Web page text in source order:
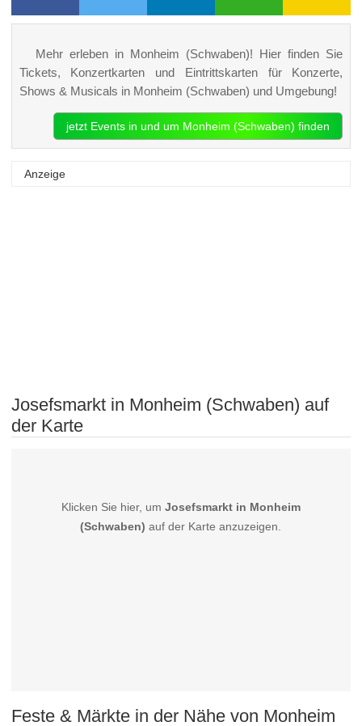
Mehr erleben in Monheim (Schwaben)! Hier finden Sie
Tickets, Konzertkarten und Eintrittskarten für Konzerte,
Shows & Musicals in Monheim (Schwaben) und Umgebung!
jetzt Events in und um Monheim (Schwaben) finden
Anzeige
Josefsmarkt in Monheim (Schwaben) auf
der Karte
Klicken Sie hier, um Josefsmarkt in Monheim
(Schwaben) auf der Karte anzuzeigen.
Feste & Märkte in der Nähe von Monheim